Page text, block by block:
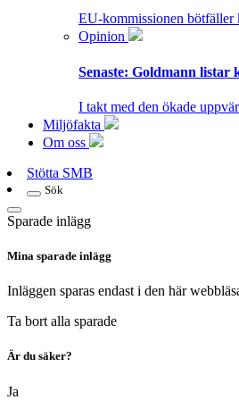
EU-kommissionen bötfäller
Opinion
Senaste: Goldmann listar
I takt med den ökade
Miljöfakta
Om oss
Stötta SMB
Sök
Sparade inlägg
Mina sparade inlägg
Inläggen sparas endast i den här
Ta bort alla sparade
Är du säker?
Ja